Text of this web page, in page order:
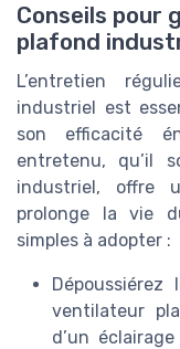
Conseils pour
plafond
L’entretien
industriel est
son efficacité
entretenu, qu’il
industriel, offre
prolonge la vie
simples à adopter :
ventilateur
d’un